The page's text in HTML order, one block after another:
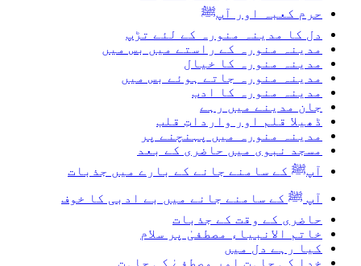
حرم کعبہ اور آپﷺ
دل کا مدینہ منورہ کے لئے تڑپ
مدینہ منورہ کے راستے میں بس میں
مدینہ منورہ کا خیال
مدینہ منورہ جاتے ہوئے بس میں
مدینہ منورہ کا ادب
جان مدینے میں رہے
ڈھیلا قلم اور وارداتِ قلب
مدینہ منورہ میں پہنچنے پر
مسجد نبوی میں حاضری کے بعد
آپﷺ کے سامنے جانے کے بارے میں جذبات
آپ ﷺ کے سامنے جانے میں بے ادبی کا خوف
حاضری کے وقت کے جذبات
خاتم الانبیاء مصطفیٰ پر سلام
کیا رہے دل میں
خدا کی چاہت اور مصطفےٰ کی چاہت